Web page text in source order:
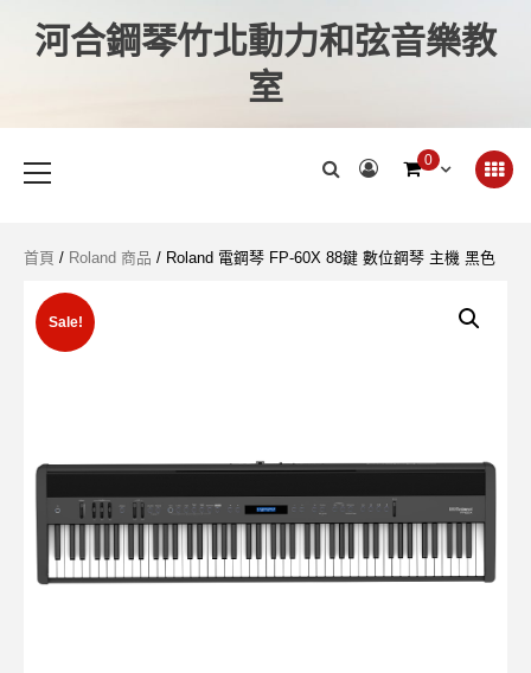
河合鋼琴竹北動力和弦音樂教
室
0
首頁 / Roland 商品 / Roland 電鋼琴 FP-60X 88鍵 數位鋼琴 主機 黑色
Sale!